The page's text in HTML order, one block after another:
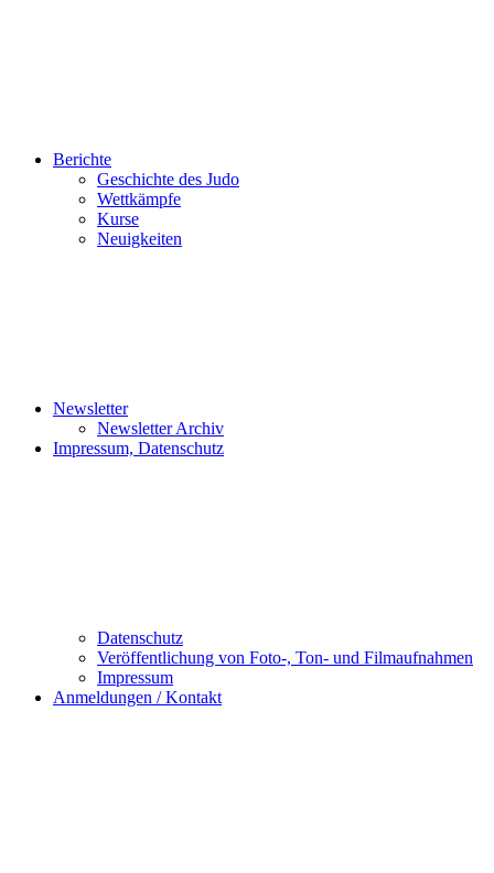
Berichte
Geschichte des Judo
Wettkämpfe
Kurse
Neuigkeiten
Newsletter
Newsletter Archiv
Impressum, Datenschutz
Datenschutz
Veröffentlichung von Foto-, Ton- und Filmaufnahmen
Impressum
Anmeldungen / Kontakt